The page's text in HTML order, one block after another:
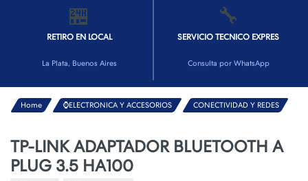
🏪
RETIRO EN LOCAL
La Plata, Buenos Aires
🔧
SERVICIO TECNICO EXPRES
Consulta por WhatsApp
Home ⌚ELECTRONICA Y ACCESORIOS CONECTIVIDAD Y REDES
TP-LINK ADAPTADOR BLUETOOTH A
PLUG 3.5 HA100